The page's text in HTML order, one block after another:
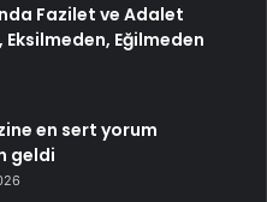
Fazilet ve Adalet
Eğilmeden
en sert yorum
geldi